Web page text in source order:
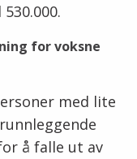
for voksne
med lite
å falle ut av